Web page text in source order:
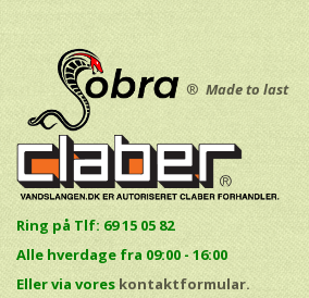
® Made to last
Ring på Tlf: 69 15 05 82
Alle hverdage fra 09:00 - 16:00
Eller via vores kontaktformular.